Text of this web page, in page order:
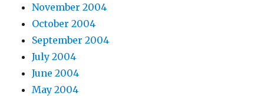
November 2004
October 2004
September 2004
July 2004
June 2004
May 2004